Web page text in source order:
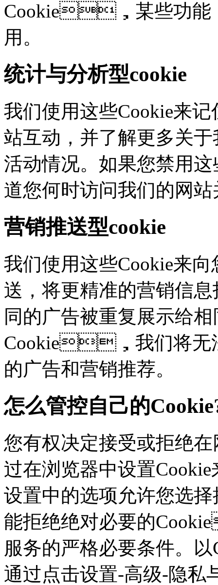
Cookie，某些功能
用。
统计与分析型cookie
我们使用这些Cookie来
站互动，并了解更多
活动情况。如果您禁用
道您何时访问我们的网
营销推送型cookie
我们使用这些Cookie来向
送，将更精准的营销信
同的广告被重复展示给
Cookie，我们将无
的广告和营销推荐。
怎么管控自己的
您有权决定接受或拒绝
过在浏览器中设置
设置中的选项允许您选
能拒绝绝对必要的
服务的严格必要条件。以
通过点击设置-高级-隐私